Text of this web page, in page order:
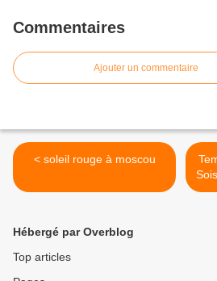
Commentaires
Ajouter un commentaire
< soleil rouge à moscou
Hébergé par Overblog
Top articles